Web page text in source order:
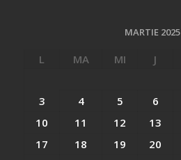
MARTIE 2025
L MA MI J
3
4 5 6
10
11 12 13
17
18 19 20